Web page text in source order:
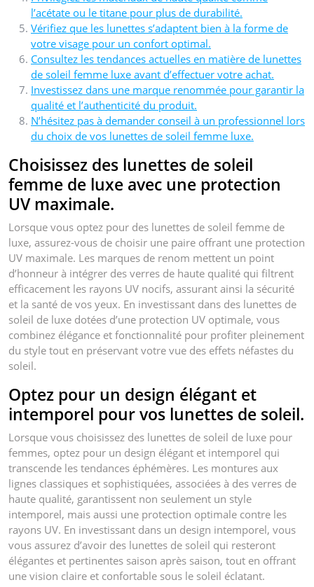
l’acétate ou le titane pour plus de durabilité.
Vérifiez que les lunettes s’adaptent bien à la forme de
votre visage pour un confort optimal.
Consultez les tendances actuelles en matière de lunettes
de soleil femme luxe avant d’effectuer votre achat.
Investissez dans une marque renommée pour garantir la
qualité et l’authenticité du produit.
N’hésitez pas à demander conseil à un professionnel lors
du choix de vos lunettes de soleil femme luxe.
Choisissez des lunettes de soleil
femme de luxe avec une protection
UV maximale.
Lorsque vous optez pour des lunettes de soleil femme de
luxe, assurez-vous de choisir une paire offrant une protection
UV maximale. Les marques de renom mettent un point
d’honneur à intégrer des verres de haute qualité qui filtrent
efficacement les rayons UV nocifs, assurant ainsi la sécurité
et la santé de vos yeux. En investissant dans des lunettes de
soleil de luxe dotées d’une protection UV optimale, vous
combinez élégance et fonctionnalité pour profiter pleinement
du style tout en préservant votre vue des effets néfastes du
soleil.
Optez pour un design élégant et
intemporel pour vos lunettes de soleil.
Lorsque vous choisissez des lunettes de soleil de luxe pour
femmes, optez pour un design élégant et intemporel qui
transcende les tendances éphémères. Les montures aux
lignes classiques et sophistiquées, associées à des verres de
haute qualité, garantissent non seulement un style
intemporel, mais aussi une protection optimale contre les
rayons UV. En investissant dans un design intemporel, vous
vous assurez d’avoir des lunettes de soleil qui resteront
élégantes et pertinentes saison après saison, tout en offrant
une vision claire et confortable sous le soleil éclatant.